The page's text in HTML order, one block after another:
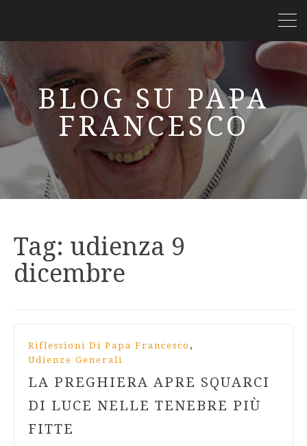
BLOG SU PAPA
FRANCESCO
Tag: udienza 9
dicembre
Riflessioni Di Papa Francesco ,
Udienze Generali
LA PREGHIERA APRE SQUARCI
DI LUCE NELLE TENEBRE PIÙ
FITTE